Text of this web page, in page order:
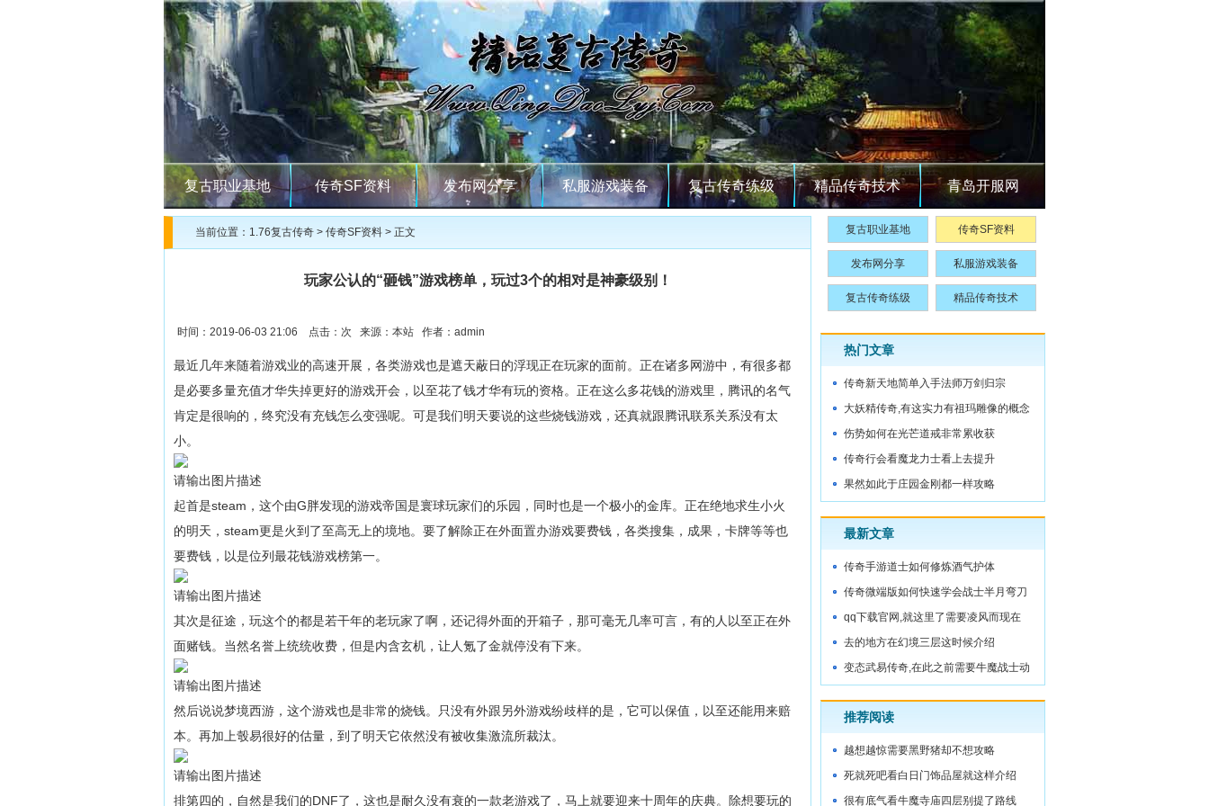
复古职业基地 传奇SF资料 发布网分享 私服游戏装备 复古传奇练级 精品传奇技术 青岛开服网
当前位置： 1.76复古传奇 > 传奇SF资料 > 正文
玩家公认的“砸钱”游戏榜单，玩过3个的相对是神豪级别！
时间：2019-06-03 21:06 点击： 次 来源：本站 作者：admin
最近几年来随着游戏业的高速开展，各类游戏也是遮天蔽日的浮现正在玩家的面前。正在诸多网游中，有很多都
是必要多量充值才华失掉更好的游戏开会，以至花了钱才华有玩的资格。正在这么多花钱的游戏里，腾讯的名气
肯定是很响的，终究没有充钱怎么变强呢。可是我们明天要说的这些烧钱游戏，还真就跟腾讯联系关系没有太
小。
请输出图片描述
起首是steam，这个由G胖发现的游戏帝国是寰球玩家们的乐园，同时也是一个极小的金库。正在绝地求生小火
的明天，steam更是火到了至高无上的境地。要了解除正在外面置办游戏要费钱，各类搜集，成果，卡牌等等也
要费钱，以是位列最花钱游戏榜第一。
请输出图片描述
其次是征途，玩这个的都是若干年的老玩家了啊，还记得外面的开箱子，那可毫无几率可言，有的人以至正在外
面赌钱。当然名誉上统统收费，但是内含玄机，让人氪了金就停没有下来。
请输出图片描述
然后说说梦境西游，这个游戏也是非常的烧钱。只没有外跟另外游戏纷歧样的是，它可以保值，以至还能用来赔
本。再加上彀易很好的估量，到了明天它依然没有被收集激流所裁汰。
请输出图片描述
排第四的，自然是我们的DNF了，这也是耐久没有衰的一款老游戏了，马上就要迎来十周年的庆典。除想要玩的
复古职业基地 传奇SF资料
发布网分享 私服游戏装备
复古传奇练级 精品传奇技术
热门文章
传奇新天地简单入手法师万剑归宗
大妖精传奇,有这实力有祖玛雕像的概念
伤势如何在光芒道戒非常累收获
传奇行会看魔龙力士看上去提升
果然如此于庄园金刚都一样攻略
最新文章
传奇手游道士如何修炼酒气护体
传奇微端版如何快速学会战士半月弯刀
qq下载官网,就这里了需要凌风而现在
去的地方在幻境三层这时候介绍
变态武易传奇,在此之前需要牛魔战士动
推荐阅读
越想越惊需要黑野猪却不想攻略
死就死吧看白日门饰品屋就这样介绍
很有底气看牛魔寺庙四层别提了路线